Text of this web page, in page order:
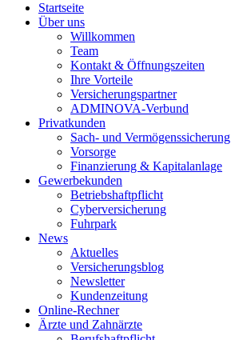
Startseite
Über uns
Willkommen
Team
Kontakt & Öffnungszeiten
Ihre Vorteile
Versicherungspartner
ADMINOVA-Verbund
Privatkunden
Sach- und Vermögenssicherung
Vorsorge
Finanzierung & Kapitalanlage
Gewerbekunden
Betriebshaftpflicht
Cyberversicherung
Fuhrpark
News
Aktuelles
Versicherungsblog
Newsletter
Kundenzeitung
Online-Rechner
Ärzte und Zahnärzte